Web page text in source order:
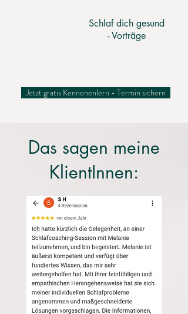
Schlaf dich gesund
- Vorträge
Jetzt gratis Kennenenlern - Termin sichern
Das sagen meine
KlientInnen: